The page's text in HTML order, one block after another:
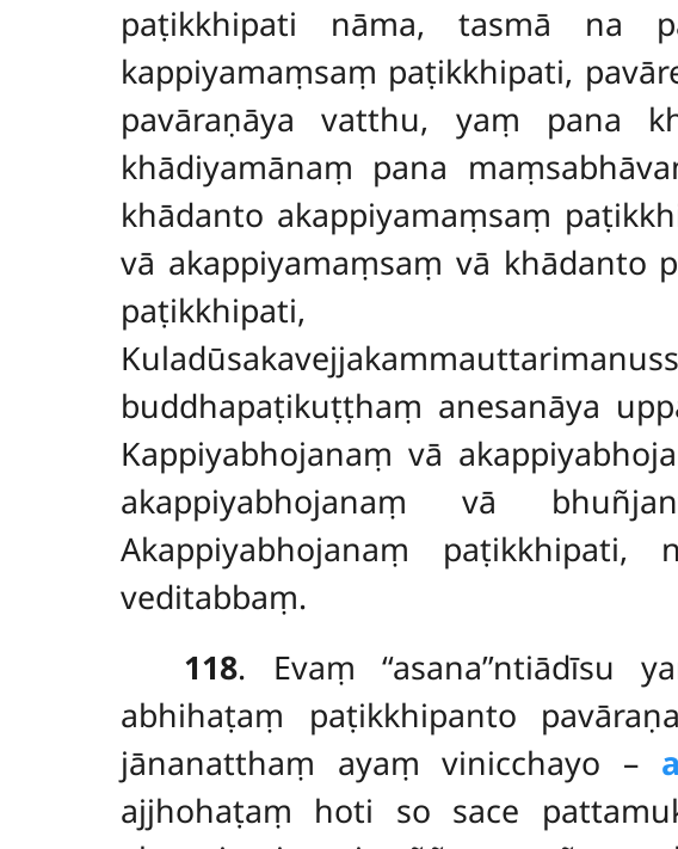
paṭikkhipati nāma, tasmā na
kappiyamaṃsaṃ paṭikkhipati,
pavāraṇāya vatthu, yaṃ pana
khādiyamānaṃ pana
khādanto akappiyamaṃsaṃ
vā akappiyamaṃsaṃ vā khādanto
buddhapaṭikuṭṭhaṃ anesanāya
Kappiyabhojanaṃ vā
akappiyabhojanaṃ vā
Akappiyabhojanaṃ
veditabbaṃ.
118. Evaṃ
abhihaṭaṃ paṭikkhipanto
jānanatthaṃ ayaṃ vinicchayo –
ajjhohaṭaṃ hoti so sace